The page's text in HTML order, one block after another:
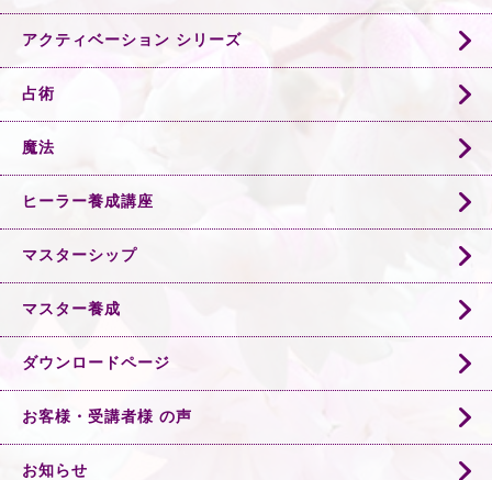
アクティベーション シリーズ
占術
魔法
ヒーラー養成講座
マスターシップ
マスター養成
ダウンロードページ
お客様・受講者様 の声
お知らせ